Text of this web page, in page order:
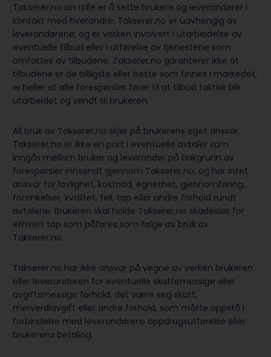
Takserer.no sin rolle er å sette brukere og leverandører i
kontakt med hverandre. Takserer.no er uavhengig av
leverandørene, og er verken involvert i utarbeidelse av
eventuelle tilbud eller i utførelse av tjenestene som
omfattes av tilbudene. Takserer.no garanterer ikke at
tilbudene er de billigste eller beste som finnes i markedet,
ei heller at alle forespørsler fører til at tilbud faktisk blir
utarbeidet og sendt til brukeren.
All bruk av Takserer.no skjer på brukerens eget ansvar.
Takserer.no er ikke en part i eventuelle avtaler som
inngås mellom bruker og leverandør på bakgrunn av
forespørsler innsendt gjennom Takserer.no, og har intet
ansvar for lovlighet, kostnad, egnethet, gjennomføring,
forsinkelser, kvalitet, feil, tap eller andre forhold rundt
avtalene. Brukeren skal holde Takserer.no skadesløs for
ethvert tap som påføres som følge av bruk av
Takserer.no.
Takserer.no har ikke ansvar på vegne av verken brukeren
eller leverandøren for eventuelle skattemessige eller
avgiftsmessige forhold, det være seg skatt,
merverdiavgift eller andre forhold, som måtte oppstå i
forbindelse med leverandørens oppdragsutførelse eller
brukerens betaling.